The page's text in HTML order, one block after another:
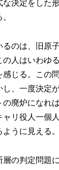
決定をした
のは、旧原
人はいわゆ
じる。この
、一度決定
廃炉になれ
リ役人一個
うに見える。
の判定問題